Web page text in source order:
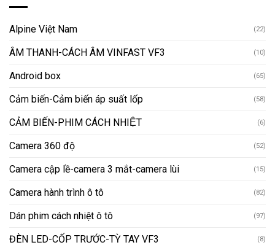
Alpine Việt Nam (22)
ÂM THANH-CÁCH ÂM VINFAST VF3 (10)
Android box (65)
Cảm biến-Cảm biến áp suất lốp (58)
CẢM BIẾN-PHIM CÁCH NHIỆT (6)
Camera 360 độ (52)
Camera cập lề-camera 3 mắt-camera lùi (15)
Camera hành trình ô tô (82)
Dán phim cách nhiệt ô tô (97)
ĐÈN LED-CỐP TRƯỚC-TỲ TAY VF3 (8)